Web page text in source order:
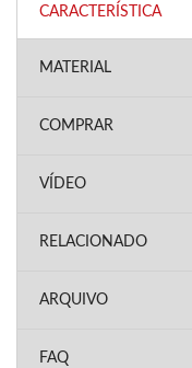
CARACTERÍSTICA
MATERIAL
COMPRAR
VÍDEO
RELACIONADO
ARQUIVO
FAQ